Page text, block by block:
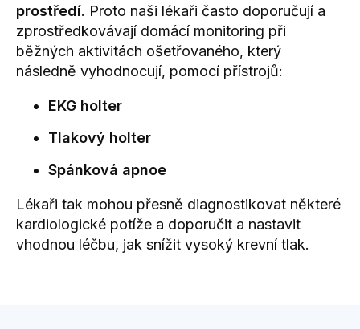
prostředí. Proto naši lékaři často doporučují a
zprostředkovávají domácí monitoring při
běžných aktivitách ošetřovaného, který
následně vyhodnocují, pomocí přístrojů:
EKG holter
Tlakový holter
Spánková apnoe
Lékaři tak mohou přesně diagnostikovat některé
kardiologické potíže a doporučit a nastavit
vhodnou léčbu, jak snížit vysoký krevní tlak.